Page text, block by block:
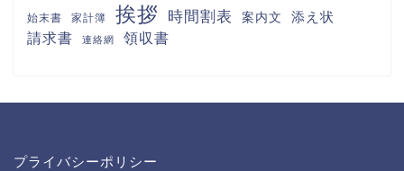
始末書 家計簿 挨拶 時間割表 案内文 添え状
請求書 連絡網 領収書
プライバシーポリシー